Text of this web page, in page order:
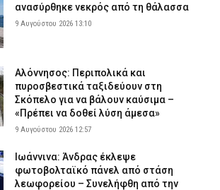
ανασύρθηκε νεκρός από τη θάλασσα
9 Αυγούστου 2026 13:10
Αλόννησος: Περιπολικά και
πυροσβεστικά ταξιδεύουν στη
Σκόπελο για να βάλουν καύσιμα –
«Πρέπει να δοθεί λύση άμεσα»
9 Αυγούστου 2026 12:57
Ιωάννινα: Άνδρας έκλεψε
φωτοβολταϊκό πάνελ από στάση
λεωφορείου – Συνελήφθη από την